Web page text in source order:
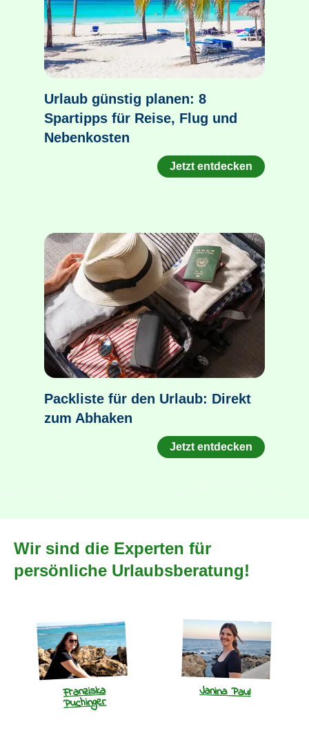
Urlaub günstig planen: 8
Spartipps für Reise, Flug und
Nebenkosten
Jetzt entdecken
Packliste für den Urlaub: Direkt
zum Abhaken
Jetzt entdecken
Wir sind die Experten für
persönliche Urlaubsberatung!
Franziska
Puchinger
Janina Paul